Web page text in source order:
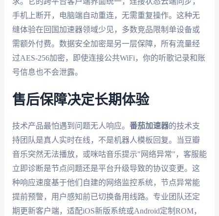
手机上断开，电脑端自动重连，无需重复操作。这种无
缝体验在回国加速器领域少见，多数竞品限制单设备或
需额外付费。数据安全加密是另一层保障，所有流量经
过AES-256加密，即使连接公共WiFi，你的听歌记录和账
号信息也不会泄露。
售后保障决定长期体验
技术产品最怕遇到问题无人响应。 番茄加速器的技术支
持团队是真人实时在线，不是机器人模板回复。当豆瓣
音乐突然无法播放，或咪咕音乐提示"网络异常"，客服能
立即诊断是节点问题还是平台升级导致的协议变更。这
种响应速度基于他们自建的网络监控系统，节点异常能
提前预警，用户感知前已切换备用线路。专业团队还定
期更新客户端，适配iOS新版系统或Android定制ROM，